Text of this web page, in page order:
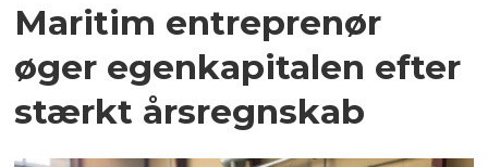
Maritim entreprenør
øger egenkapitalen efter
stærkt årsregnskab